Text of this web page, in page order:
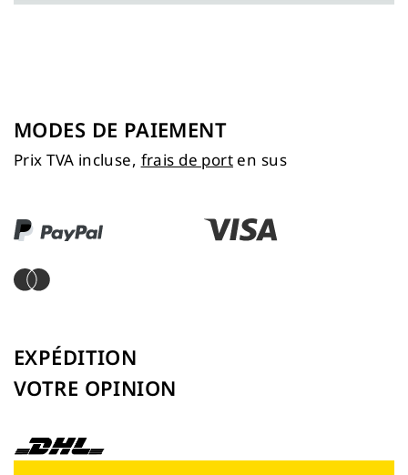
MODES DE PAIEMENT
Prix TVA incluse, frais de port en sus
EXPÉDITION
VOTRE OPINION